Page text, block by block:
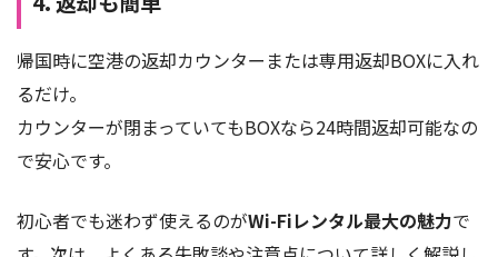
帰国時に空港の返却カウンターまたは専用返却BOXに入れ
るだけ。
カウンターが閉まっていてもBOXなら24時間返却可能なの
で安心です。
初心者でも迷わず使えるのがWi-Fiレンタル最大の魅力で